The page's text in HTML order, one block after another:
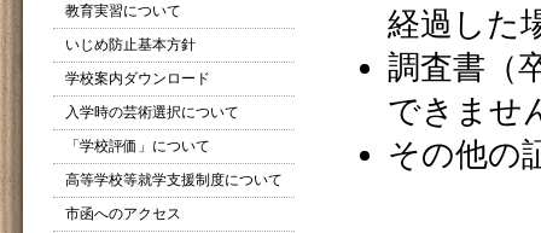
経過した
調査書（
できませ
その他の
教育実習について
いじめ防止基本方針
学校案内ダウンロード
入学時の芸術選択について
「学校評価」について
高等学校等就学支援制度について
市函へのアクセス